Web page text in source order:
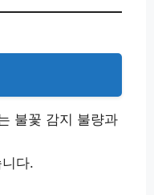
불꽃 감지 불량과
다.